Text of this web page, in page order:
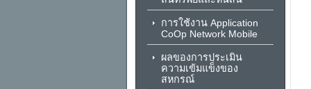
การใช้งาน Application
CoOp Network Mobile
ผลของการประเมิน
ความเข้มแข็งของ
สหกรณ์